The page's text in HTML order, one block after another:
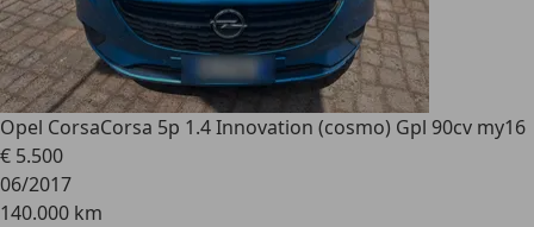
Opel CorsaCorsa 5p 1.4 Innovation (cosmo) Gpl 90cv my16
€ 5.500
06/2017
140.000 km